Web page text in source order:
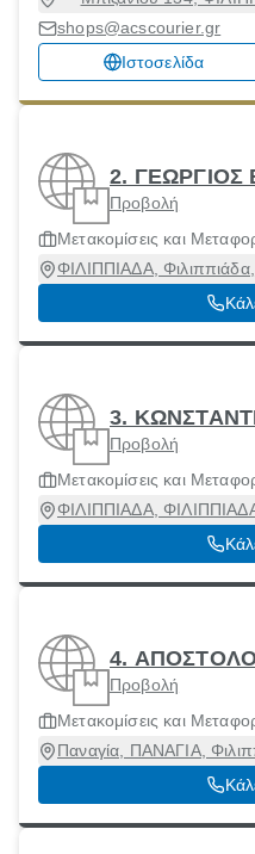
shops@acscourier.gr
Ιστοσελίδα
2.
Προβολή
Μετακομίσεις και
ΦΙΛΙΠΠΙΑΔΑ,
3.
Προβολή
Μετακομίσεις και
ΦΙΛΙΠΠΙΑΔΑ,
4.
Προβολή
Μετακομίσεις και
Παναγία, ΠΑΝΑΓΙΑ,